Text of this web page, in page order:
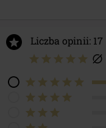
Liczba opinii: 17